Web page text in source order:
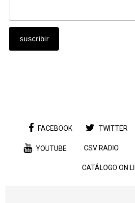
FACEBOOK TWITTER
YOUTUBE CSV RADIO
CATÁLOGO ON